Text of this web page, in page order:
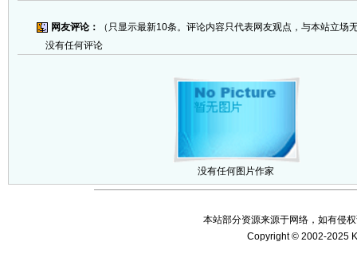
网友评论：
（只显示最新10条。评论内容只代表网友观点，与本站立场
没有任何评论
没有任何图片作家